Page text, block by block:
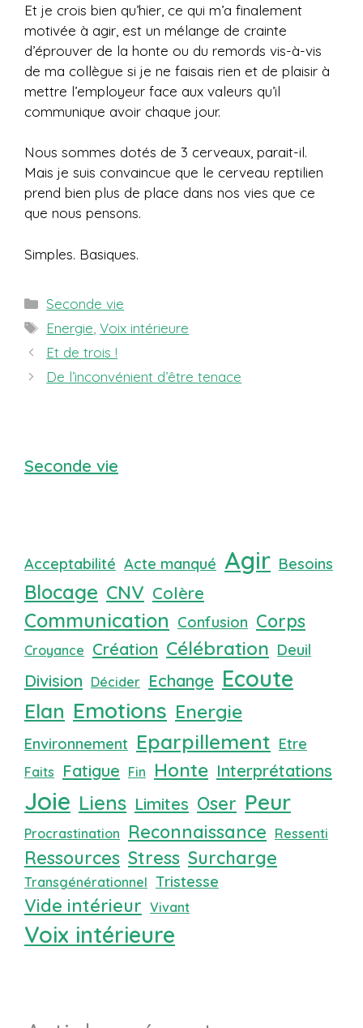
Et je crois bien qu’hier, ce qui m’a finalement
motivée à agir, est un mélange de crainte
d’éprouver de la honte ou du remords vis-à-vis
de ma collègue si je ne faisais rien et de plaisir à
mettre l’employeur face aux valeurs qu’il
communique avoir chaque jour.
Nous sommes dotés de 3 cerveaux, parait-il.
Mais je suis convaincue que le cerveau reptilien
prend bien plus de place dans nos vies que ce
que nous pensons.
Simples. Basiques.
Catégories
Seconde vie
Étiquettes
Energie ,Voix intérieure
Et de trois !
De l’inconvénient d’être tenace
Seconde vie
Acceptabilité Acte manqué Agir Besoins
Blocage CNV Colère
Communication Confusion Corps
Croyance Création Célébration Deuil
Division Décider Echange Ecoute
Elan Emotions Energie
Environnement Eparpillement Etre
Faits Fatigue Fin Honte Interprétations
Joie Liens Limites Oser Peur
Procrastination Reconnaissance Ressenti
Ressources Stress Surcharge
Transgénérationnel Tristesse
Vide intérieur Vivant
Voix intérieure